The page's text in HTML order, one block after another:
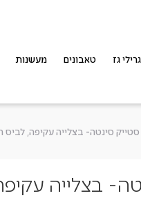
גרילי גז טאבונים מעשנות
סטייק סינטה- בצלייה עקיפה, לביס
בצלייה